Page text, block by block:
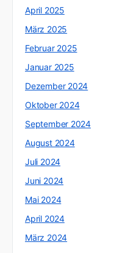
April 2025
März 2025
Februar 2025
Januar 2025
Dezember 2024
Oktober 2024
September 2024
August 2024
Juli 2024
Juni 2024
Mai 2024
April 2024
März 2024